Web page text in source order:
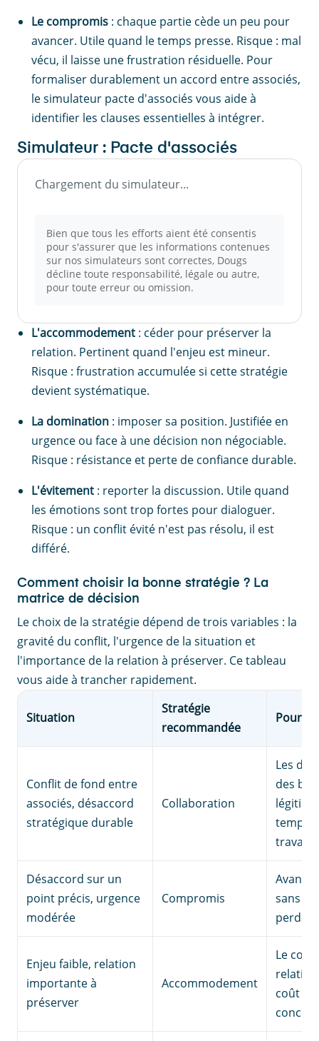
Le compromis : chaque partie cède un peu pour
avancer. Utile quand le temps presse. Risque : mal
vécu, il laisse une frustration résiduelle. Pour
formaliser durablement un accord entre associés,
le simulateur pacte d'associés vous aide à
identifier les clauses essentielles à intégrer.
Simulateur : Pacte d'associés
Chargement du simulateur...
Bien que tous les efforts aient été consentis
pour s'assurer que les informations contenues
sur nos simulateurs sont correctes, Dougs
décline toute responsabilité, légale ou autre,
pour toute erreur ou omission.
L'accommodement : céder pour préserver la
relation. Pertinent quand l'enjeu est mineur.
Risque : frustration accumulée si cette stratégie
devient systématique.
La domination : imposer sa position. Justifiée en
urgence ou face à une décision non négociable.
Risque : résistance et perte de confiance durable.
L'évitement : reporter la discussion. Utile quand
les émotions sont trop fortes pour dialoguer.
Risque : un conflit évité n'est pas résolu, il est
différé.
Comment choisir la bonne stratégie ? La
matrice de décision
Le choix de la stratégie dépend de trois variables : la
gravité du conflit, l'urgence de la situation et
l'importance de la relation à préserver. Ce tableau
vous aide à trancher rapidement.
Situation
Stratégie
recommandée
Conflit de fond entre
associés, désaccord
stratégique durable
Collaboration
Les
des
temps
travail
Désaccord sur un
point précis, urgence
modérée
Compromis
sans
Enjeu faible, relation
importante à
préserver
Accommodement
Le coût
coût de